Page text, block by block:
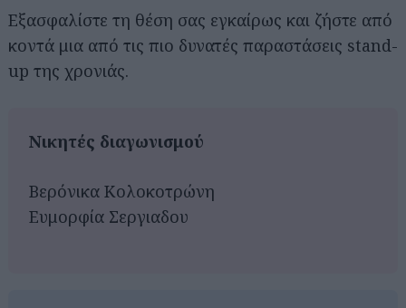
Εξασφαλίστε τη θέση σας εγκαίρως και ζήστε από
κοντά μια από τις πιο δυνατές παραστάσεις stand-
up της χρονιάς.
Νικητές διαγωνισμού
Βερόνικα Κολοκοτρώνη
Ευμορφία Σεργιαδου